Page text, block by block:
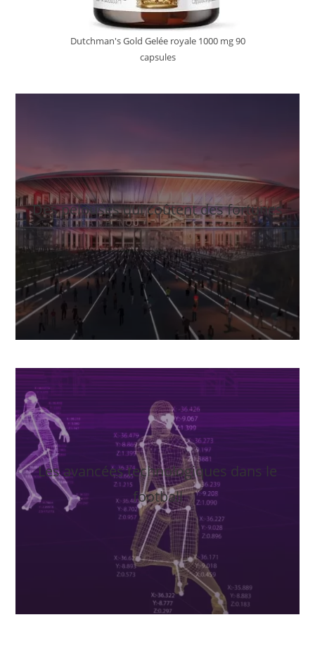
Dutchman's Gold Gelée royale 1000 mg 90
capsules
Des pelouses qui coûtent des fortunes
Les avancées technologiques dans le
football